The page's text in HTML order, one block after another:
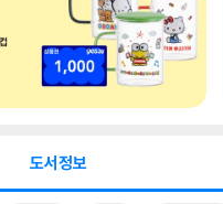
도서정보